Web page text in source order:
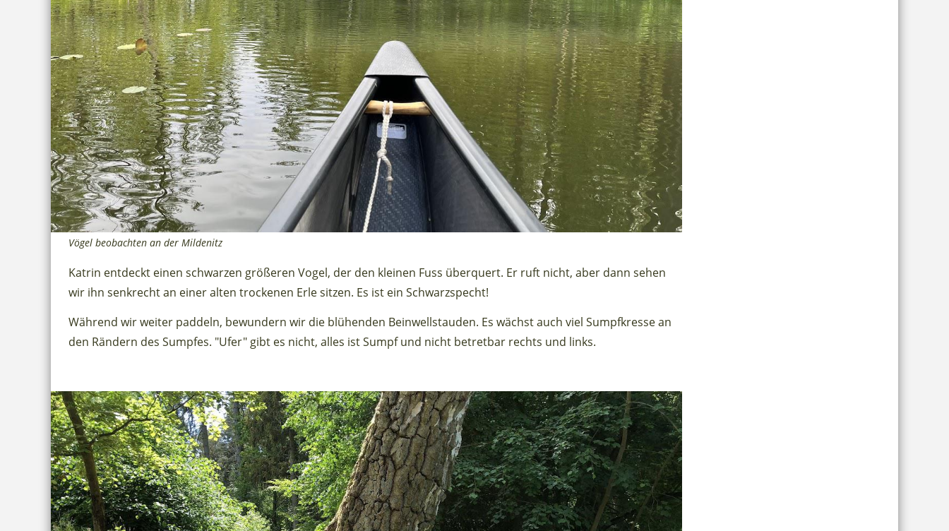
Vögel beobachten an der Mildenitz
Katrin entdeckt einen schwarzen größeren Vogel, der den kleinen Fuss überquert. Er ruft nicht, aber dann sehen
wir ihn senkrecht an einer alten trockenen Erle sitzen. Es ist ein Schwarzspecht!
Während wir weiter paddeln, bewundern wir die blühenden Beinwellstauden. Es wächst auch viel Sumpfkresse an
den Rändern des Sumpfes. "Ufer" gibt es nicht, alles ist Sumpf und nicht betretbar rechts und links.